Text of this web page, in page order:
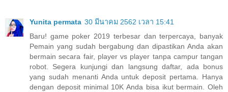
Yunita permata 30 มีนาคม 2562 เวลา 15:41
Baru! game poker 2019 terbesar dan terpercaya, banyak
Pemain yang sudah bergabung dan dipastikan Anda akan
bermain secara fair, player vs player tanpa campur tangan
robot. Segera kunjungi dan langsung daftar, ada bonus
yang sudah menanti Anda untuk deposit pertama. Hanya
dengan deposit minimal 10K Anda bisa ikut bermain. Oleh